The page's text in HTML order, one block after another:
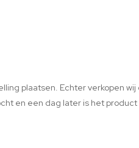
plaatsen. Echter verkopen
en een dag later is het